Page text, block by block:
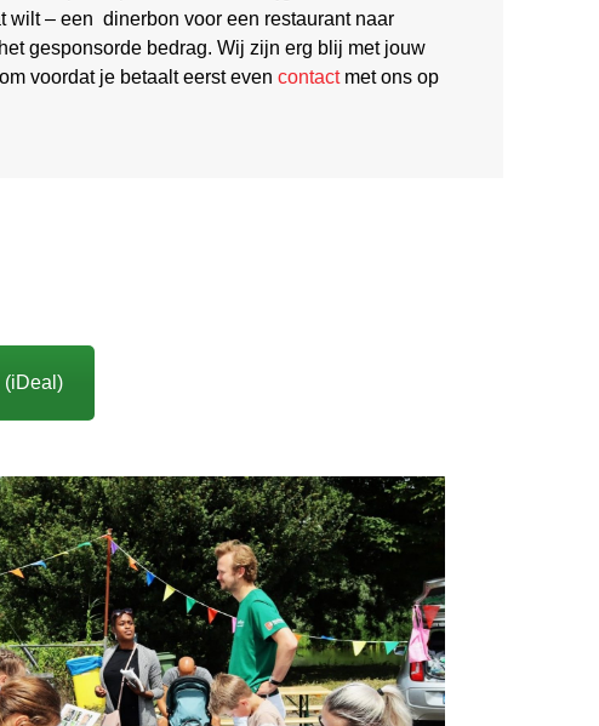
wilt – een dinerbon voor een restaurant naar
gesponsorde bedrag. Wij zijn erg blij met jouw
voordat je betaalt eerst even contactmet ons op
(iDeal)